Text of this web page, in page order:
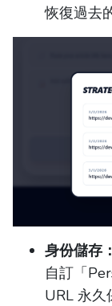
恢復過去
身份儲存：
自訂「
URL 永久